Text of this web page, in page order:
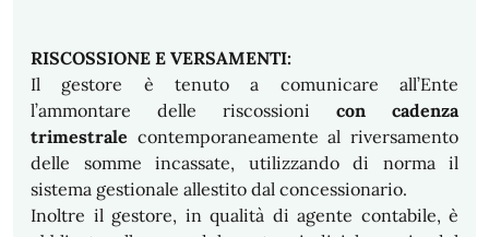
RISCOSSIONE E VERSAMENTI:
Il gestore è tenuto a comunicare all’Ente
l’ammontare delle riscossioni con cadenza
trimestrale contemporaneamente al riversamento
delle somme incassate, utilizzando di norma il
sistema gestionale allestito dal concessionario.
Inoltre il gestore, in qualità di agente contabile, è